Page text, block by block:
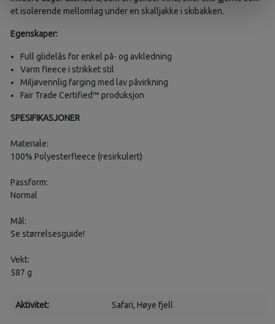
et isolerende mellomlag under en skalljakke i skibakken.
Egenskaper:
Full glidelås for enkel på- og avkledning
Varm fleece i strikket stil
Miljøvennlig farging med lav påvirkning
Fair Trade Certified™ produksjon
SPESIFIKASJONER
Materiale:
100% Polyesterfleece (resirkulert)
Passform:
Normal
Mål:
Se størrelsesguide!
Vekt:
587 g
Aktivitet: Safari, Høye fjell